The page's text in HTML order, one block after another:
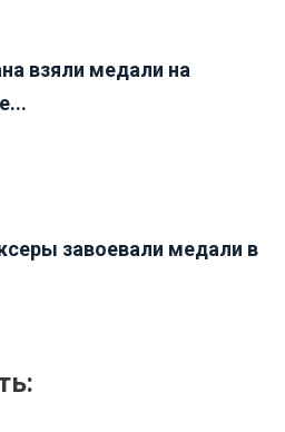
взяли медали на
завоевали медали в